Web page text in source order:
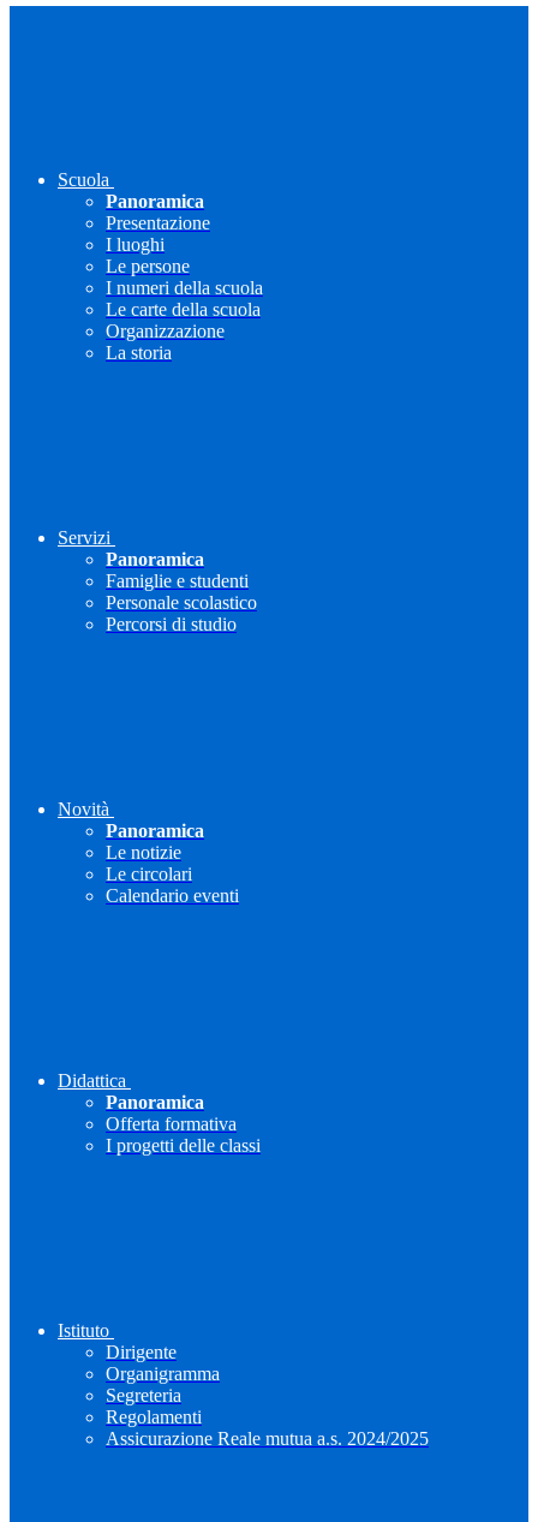
Scuola
Panoramica
Presentazione
I luoghi
Le persone
I numeri della scuola
Le carte della scuola
Organizzazione
La storia
Servizi
Panoramica
Famiglie e studenti
Personale scolastico
Percorsi di studio
Novità
Panoramica
Le notizie
Le circolari
Calendario eventi
Didattica
Panoramica
Offerta formativa
I progetti delle classi
Istituto
Dirigente
Organigramma
Segreteria
Regolamenti
Assicurazione Reale mutua a.s. 2024/2025